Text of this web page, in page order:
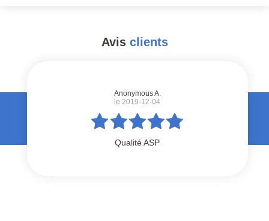
Avis clients
Anonymous A.
le 2019-12-04
Qualité ASP